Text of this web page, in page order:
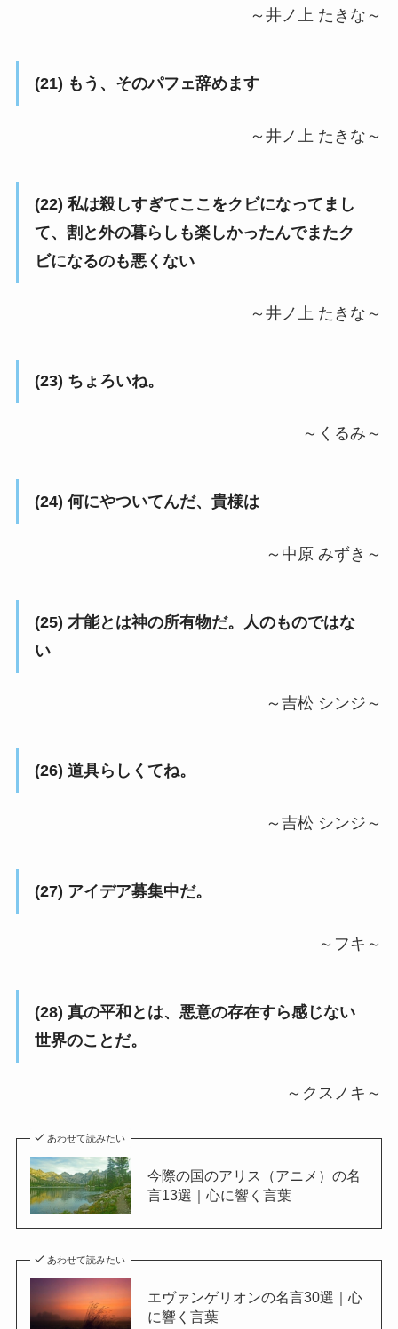
～井ノ上 たきな～
(21) もう、そのパフェ辞めます
～井ノ上 たきな～
(22) 私は殺しすぎてここをクビになってまし
て、割と外の暮らしも楽しかったんでまたク
ビになるのも悪くない
～井ノ上 たきな～
(23) ちょろいね。
～くるみ～
(24) 何にやついてんだ、貴様は
～中原 みずき～
(25) 才能とは神の所有物だ。人のものではな
い
～吉松 シンジ～
(26) 道具らしくてね。
～吉松 シンジ～
(27) アイデア募集中だ。
～フキ～
(28) 真の平和とは、悪意の存在すら感じない
世界のことだ。
～クスノキ～
あわせて読みたい
今際の国のアリス（アニメ）の名
言13選｜心に響く言葉
あわせて読みたい
エヴァンゲリオンの名言30選｜心
に響く言葉